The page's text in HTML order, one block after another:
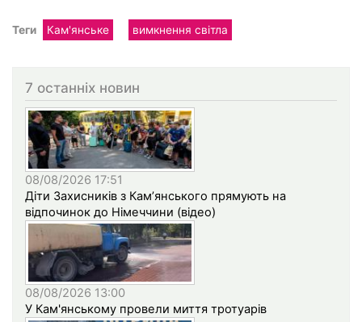
Теги Кам'янське вимкнення світла
7 останніх новин
08/08/2026 17:51
Діти Захисників з Кам’янського прямують на
відпочинок до Німеччини (відео)
08/08/2026 13:00
У Кам'янському провели миття тротуарів